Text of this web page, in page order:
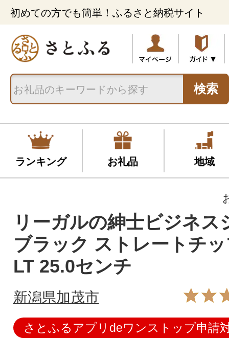
初めての方でも簡単！ふるさと納税サイト
検索
ランキング お礼品 地域
リーガルの紳士ビジネス
ブラック ストレートチ
LT 25.0センチ
新潟県加茂市
さとふるアプリdeワンストップ申請